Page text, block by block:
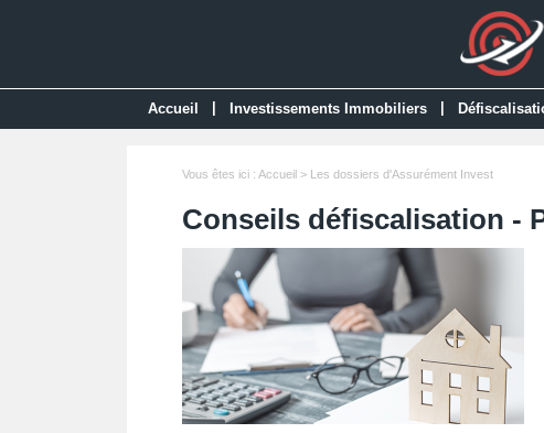
Accueil Investissements Immobiliers
Vous êtes ici : Accueil> Les dossiers d'Assurément Invest
Conseils défiscalisation -